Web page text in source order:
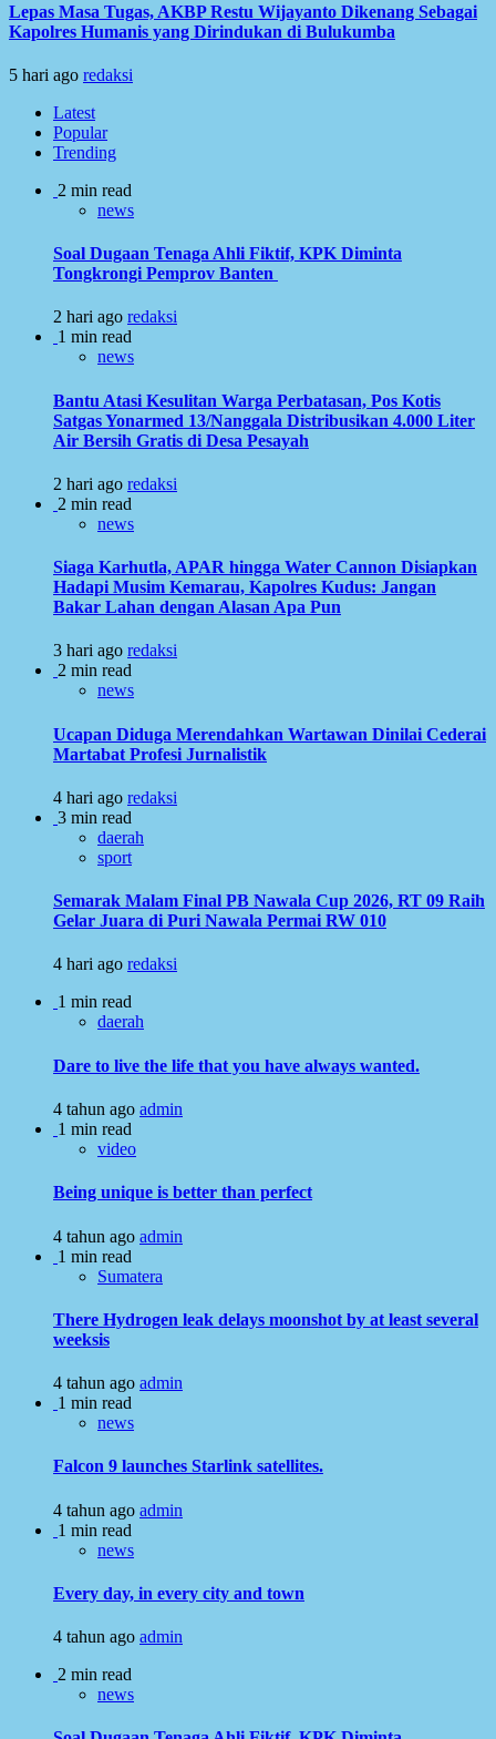
Lepas Masa Tugas, AKBP Restu Wijayanto Dikenang Sebagai
Kapolres Humanis yang Dirindukan di Bulukumba
5 hari ago redaksi
Latest
Popular
Trending
2 min read
news
Soal Dugaan Tenaga Ahli Fiktif, KPK Diminta
Tongkrongi Pemprov Banten
2 hari ago redaksi
1 min read
news
Bantu Atasi Kesulitan Warga Perbatasan, Pos Kotis
Satgas Yonarmed 13/Nanggala Distribusikan 4.000 Liter
Air Bersih Gratis di Desa Pesayah
2 hari ago redaksi
2 min read
news
Siaga Karhutla, APAR hingga Water Cannon Disiapkan
Hadapi Musim Kemarau, Kapolres Kudus: Jangan
Bakar Lahan dengan Alasan Apa Pun
3 hari ago redaksi
2 min read
news
Ucapan Diduga Merendahkan Wartawan Dinilai Cederai
Martabat Profesi Jurnalistik
4 hari ago redaksi
3 min read
daerah
sport
Semarak Malam Final PB Nawala Cup 2026, RT 09 Raih
Gelar Juara di Puri Nawala Permai RW 010
4 hari ago redaksi
1 min read
daerah
Dare to live the life that you have always wanted.
4 tahun ago admin
1 min read
video
Being unique is better than perfect
4 tahun ago admin
1 min read
Sumatera
There Hydrogen leak delays moonshot by at least several
weeksis
4 tahun ago admin
1 min read
news
Falcon 9 launches Starlink satellites.
4 tahun ago admin
1 min read
news
Every day, in every city and town
4 tahun ago admin
2 min read
news